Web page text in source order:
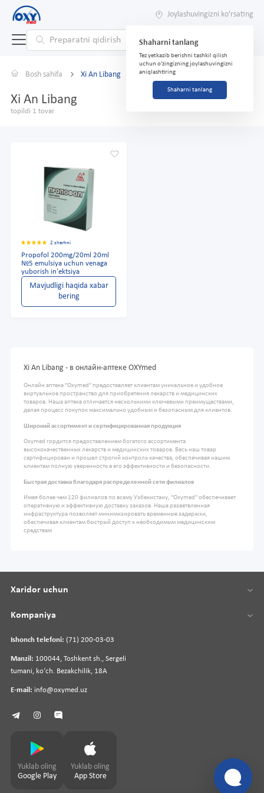
Joylashuvingizni ko'rsating
Shaharni tanlang
Tez yetkazib berishni tashkil qilish
uchun o'zingizning joylashuvingizni
aniqlashtiring
Shaharni tanlang
Bosh sahifa Xi An Libang
Xi An Libang
topildi 1 tovar
2 sharhni
Propofol 200mg/20ml 20ml
№5 emulsiya uchun venaga
yuborish in'ektsiya
Mavjudligi haqida xabar
bering
Xi An Libang - в онлайн-аптеке OXYmed
Онлайн аптека "Oxymed" предоставляет клиентам уникальное и удобное
виртуальное пространство для приобретения лекарств и медицинских
товаров. Наша аптека отличается несколькими ключевыми преимуществами,
делая процесс покупок максимально удобным и безопасным для клиентов.
Широкий ассортимент и сертифицированная продукция
Oxymed гордится предоставлением богатого ассортимента
высококачественных лекарств и медицинских товаров. Весь наш товар
сертифицирован и прошел строгий контроль качества, обеспечивая нашим
клиентам полную уверенность в его эффективности и безопасности.
Быстрая доставка благодаря распределенной сети филиалов
Имея более чем 120 филиалов по всему Узбекистану, "Oxymed" обеспечивает
оперативную и эффективную доставку заказов. Наша разветвленная
инфраструктура позволяет минимизировать временные задержки,
обеспечивая клиентам быстрый доступ к необходимым медицинским
средствам
Ishonch telefoni: (71) 200-03-03
Manzil: 100044, Toshkent sh., Sergeli
tumani, koʻch. Bezakchilik, 18A
E-mail: info@oxymed.uz
Xaridor uchun
Kompaniya
Yuklab oling
Google Play
Yuklab oling
App Store